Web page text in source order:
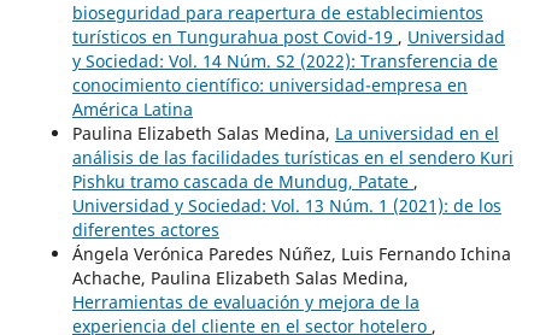
bioseguridad para reapertura de establecimientos
turísticos en Tungurahua post Covid-19 , Universidad
y Sociedad: Vol. 14 Núm. S2 (2022): Transferencia de
conocimiento científico: universidad-empresa en
América Latina
Paulina Elizabeth Salas Medina, La universidad en el
análisis de las facilidades turísticas en el sendero Kuri
Pishku tramo cascada de Mundug, Patate ,
Universidad y Sociedad: Vol. 13 Núm. 1 (2021): de los
diferentes actores
Ángela Verónica Paredes Núñez, Luis Fernando Ichina
Achache, Paulina Elizabeth Salas Medina,
Herramientas de evaluación y mejora de la
experiencia del cliente en el sector hotelero ,